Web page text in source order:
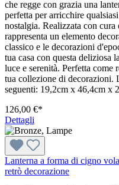
che regge con grazia una
perfetta per arricchire
nostalgia. Realizzata con cura
rappresenta un elemento
classico e le decorazioni
tua casa con questa deliziosa
luce e serenità. Perfetta come
tua collezione di decorazioni.
seguenti: 19,2cm x 46,4cm x
126,00 €*
Dettagli
Lanterna a forma di cigno
retrò decorazione